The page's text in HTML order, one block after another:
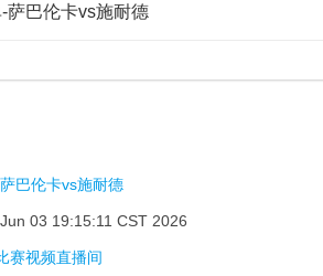
萨巴伦卡vs施耐德
巴伦卡vs施耐德
03 19:15:11 CST 2026
赛视频直播间